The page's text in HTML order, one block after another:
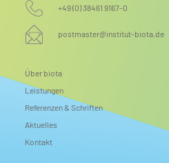
+49 (0) 38461 9167-0
postmaster@institut-biota.de
Über biota
Leistungen
Referenzen & Schriften
Aktuelles
Kontakt